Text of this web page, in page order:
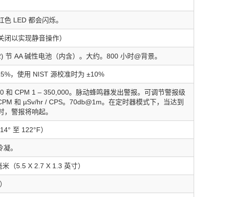
LED 都会闪烁。
闭以实现静音操作）
节 AA 碱性电池（内含）。大约。800 小时@背景。
，使用 NIST 源校准时为 ±10%
和 CPM 1 – 350,000。脉动蜂鸣器发出警报。可调节警报级
和 µSv/hr / CPS。70db@1m。在定时器模式下，当达到
警报将响起。
至 122°F）
。
（5.5 X 2.7 X 1.3 英寸）